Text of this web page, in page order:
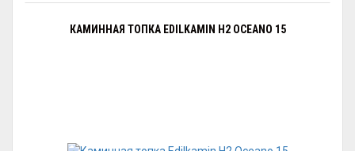
КАМИННАЯ ТОПКА EDILKAMIN H2 OCEANO 15